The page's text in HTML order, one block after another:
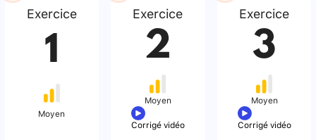
Exercice
1
Moyen
Exercice
2
Moyen
Corrigé vidéo
Exercice
3
Moyen
Corrigé vidéo